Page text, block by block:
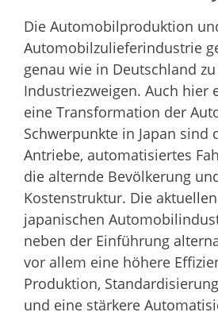
Die Automobilproduktion
Automobilzulieferindustrie
genau wie in Deutschland
Industriezweigen. Auch hier
eine Transformation der
Schwerpunkte in Japan sind
Antriebe, automatisiertes
die alternde Bevölkerung
Kostenstruktur. Die
japanischen
neben der Einführung
vor allem eine höhere
Produktion,
und eine stärkere